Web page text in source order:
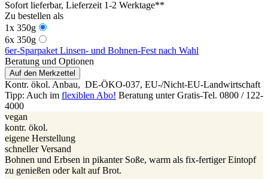
Sofort lieferbar, Lieferzeit 1-2 Werktage**
Zu bestellen als
1x 350g
6x 350g
6er-Sparpaket Linsen- und Bohnen-Fest nach Wahl
Beratung und Optionen
Auf den Merkzettel
Kontr. ökol. Anbau, DE-ÖKO-037, EU-/Nicht-EU-Landwirtschaft
Tipp: Auch im flexiblen Abo! Beratung unter Gratis-Tel. 0800 / 122-
4000
vegan
kontr. ökol.
eigene Herstellung
schneller Versand
Bohnen und Erbsen in pikanter Soße, warm als fix-fertiger Eintopf
zu genießen oder kalt auf Brot.